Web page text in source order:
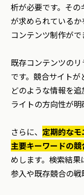
析が必要です。そ
が求められている
コンテンツ制作がで
既存コンテンツの
です。競合サイト
どのような情報を
ライトの方向性が明
さらに、定期的な
主要キーワードの
めします。検索結
参入や既存競合の戦